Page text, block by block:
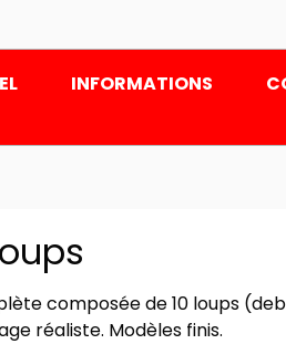
INFORMATIONS
composée de 10 loups
réaliste. Modèles finis.